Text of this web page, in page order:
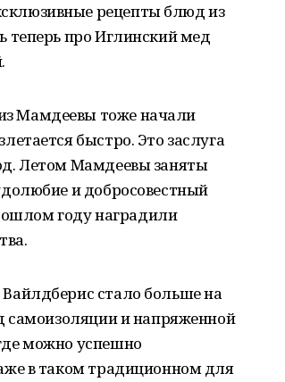
рецепты блюд из
теперь про Иглинский мед
Мамдеевы тоже начали
быстро. Это заслуга
Летом Мамдеевы заняты
и добросовестный
году наградили
стало больше на
самоизоляции и напряженной
можно успешно
в таком традиционном для